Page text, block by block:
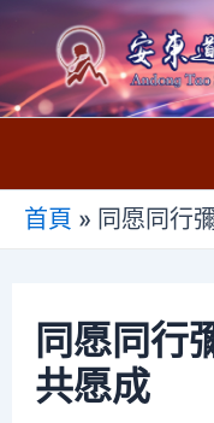
至
主
首頁 » 同愿同行
同愿同行
共愿成